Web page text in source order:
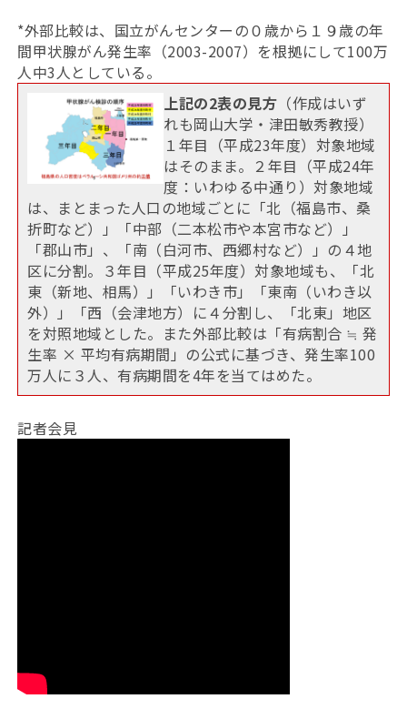
*外部比較は、国立がんセンターの０歳から１９歳の年
間甲状腺がん発生率（2003-2007）を根拠にして100万
人中3人としている。
上記の2表の見方 （作成はいず
れも岡山大学・津田敏秀教授）
１年目（平成23年度）対象地域
はそのまま。２年目（平成24年
度：いわゆる中通り）対象地域
は、まとまった人口の地域ごとに「北（福島市、桑
折町など）」「中部（二本松市や本宮市など）」
「郡山市」、「南（白河市、西郷村など）」の４地
区に分割。３年目（平成25年度）対象地域も、「北
東（新地、相馬）」「いわき市」「東南（いわき以
外）」「西（会津地方）に４分割し、「北東」地区
を対照地域とした。また外部比較は「有病割合 ≒ 発
生率 × 平均有病期間」の公式に基づき、発生率100
万人に３人、有病期間を4年を当てはめた。
記者会見